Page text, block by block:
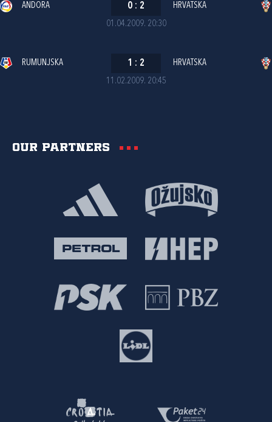
01.04.2009. 20:30
ANDORA 0 : 2 HRVATSKA
11.02.2009. 20:45
RUMUNJSKA 1 : 2 HRVATSKA
Our partners